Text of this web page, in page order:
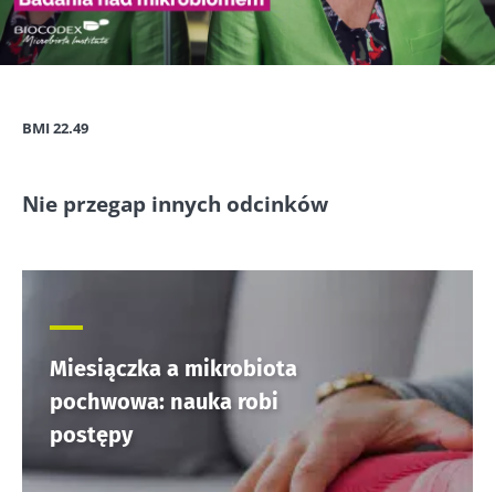
BMI 22.49
Nie przegap innych odcinków
Miesiączka a mikrobiota
pochwowa: nauka robi
postępy